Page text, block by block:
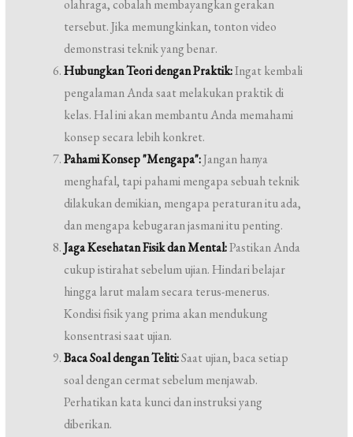
olahraga, cobalah membayangkan gerakan
tersebut. Jika memungkinkan, tonton video
demonstrasi teknik yang benar.
Hubungkan Teori dengan Praktik:Ingat kembali
pengalaman Anda saat melakukan praktik di
kelas. Hal ini akan membantu Anda memahami
konsep secara lebih konkret.
Pahami Konsep "Mengapa":Jangan hanya
menghafal, tapi pahami mengapa sebuah teknik
dilakukan demikian, mengapa peraturan itu ada,
dan mengapa kebugaran jasmani itu penting.
Jaga Kesehatan Fisik dan Mental:Pastikan Anda
cukup istirahat sebelum ujian. Hindari belajar
hingga larut malam secara terus-menerus.
Kondisi fisik yang prima akan mendukung
konsentrasi saat ujian.
Baca Soal dengan Teliti:Saat ujian, baca setiap
soal dengan cermat sebelum menjawab.
Perhatikan kata kunci dan instruksi yang
diberikan.